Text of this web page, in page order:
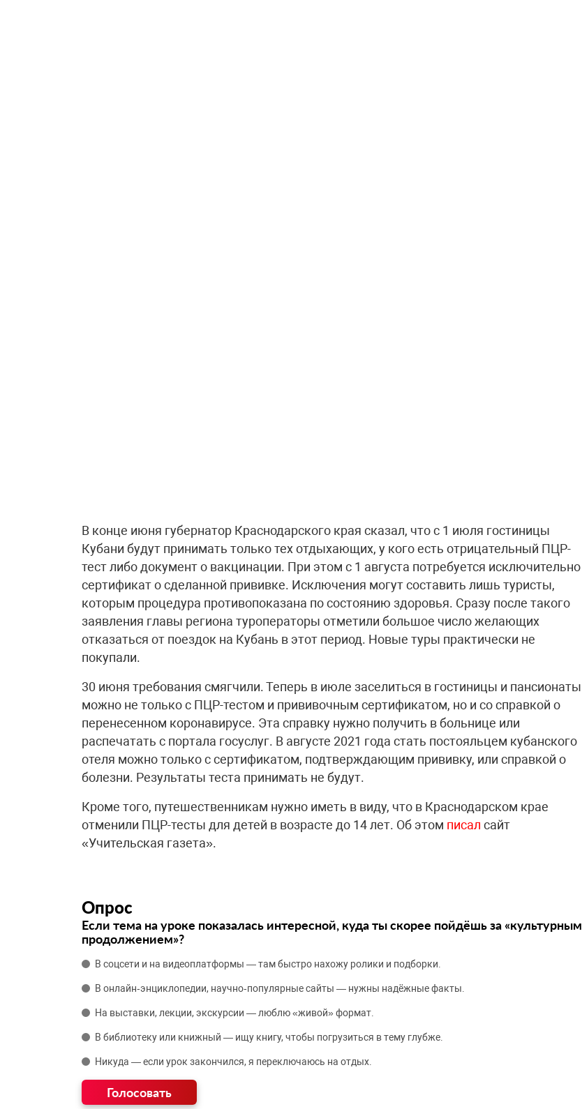
В конце июня губернатор Краснодарского края сказал, что с 1 июля гостиницы
Кубани будут принимать только тех отдыхающих, у кого есть отрицательный ПЦР-
тест либо документ о вакцинации. При этом с 1 августа потребуется исключительно
сертификат о сделанной прививке. Исключения могут составить лишь туристы,
которым процедура противопоказана по состоянию здоровья. Сразу после такого
заявления главы региона туроператоры отметили большое число желающих
отказаться от поездок на Кубань в этот период. Новые туры практически не
покупали.
30 июня требования смягчили. Теперь в июле заселиться в гостиницы и пансионаты
можно не только с ПЦР-тестом и прививочным сертификатом, но и со справкой о
перенесенном коронавирусе. Эта справку нужно получить в больнице или
распечатать с портала госуслуг. В августе 2021 года стать постояльцем кубанского
отеля можно только с сертификатом, подтверждающим прививку, или справкой о
болезни. Результаты теста принимать не будут.
Кроме того, путешественникам нужно иметь в виду, что в Краснодарском крае
отменили ПЦР-тесты для детей в возрасте до 14 лет. Об этом писал сайт
«Учительская газета».
Опрос
Если тема на уроке показалась интересной, куда ты скорее пойдёшь за «культурным
продолжением»?
В соцсети и на видеоплатформы — там быстро нахожу ролики и подборки.
В онлайн‑энциклопедии, научно‑популярные сайты — нужны надёжные факты.
На выставки, лекции, экскурсии — люблю «живой» формат.
В библиотеку или книжный — ищу книгу, чтобы погрузиться в тему глубже.
Никуда — если урок закончился, я переключаюсь на отдых.